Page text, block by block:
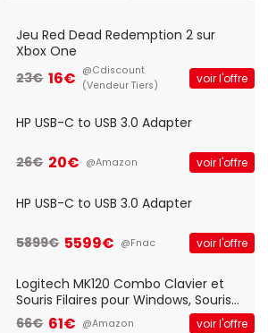
Jeu Red Dead Redemption 2 sur
Xbox One
23€ 16€ @Cdiscount
(Vendeur Tiers)
voir l'offre
HP USB-C to USB 3.0 Adapter
26€ 20€ @Amazon voir l'offre
HP USB-C to USB 3.0 Adapter
5899€ 5599€ @Fnac voir l'offre
Logitech MK120 Combo Clavier et
Souris Filaires pour Windows, Souris
Optique Filaire, Connexion USB Plug
66€ 61€ @Amazon voir l'offre